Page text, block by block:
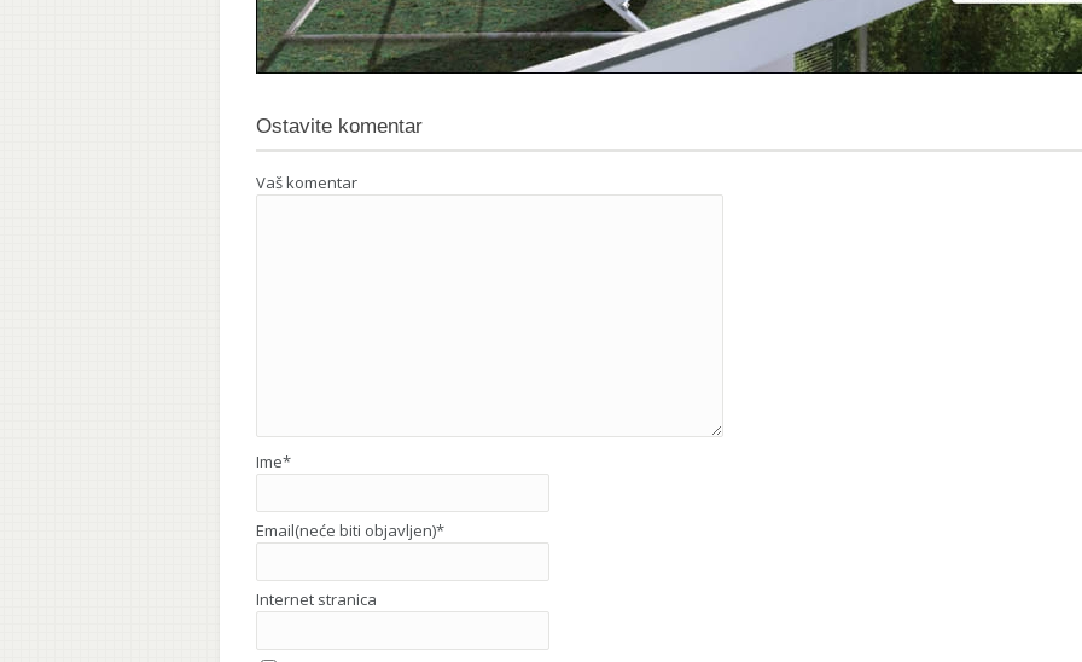
Ostavite komentar
Vaš komentar
Ime*
Email(neće biti objavljen)*
Internet stranica